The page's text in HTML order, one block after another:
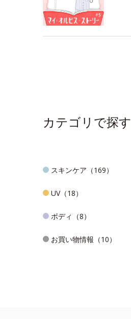
カテゴリで探す
スキンケア（169）
UV（18）
ボディ（8）
お買い物情報（10）